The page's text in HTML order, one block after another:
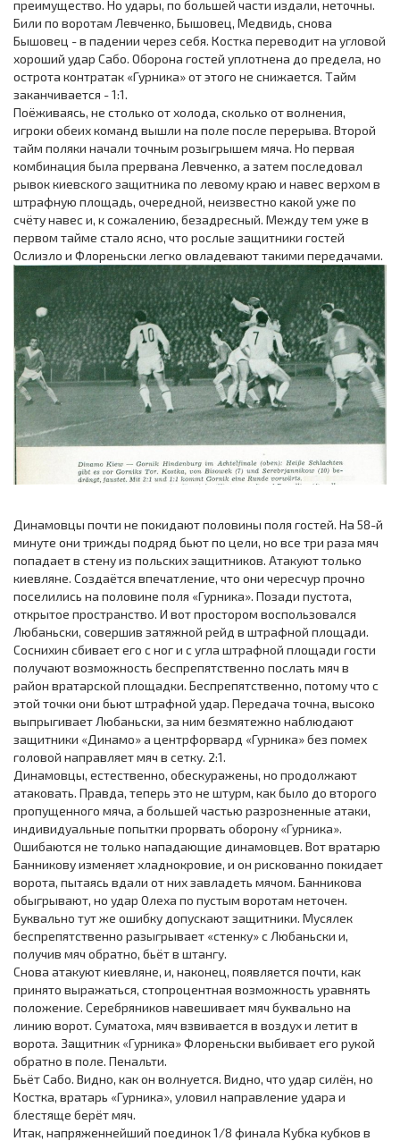
преимущество. Но удары, по большей части издали, неточны.
Били по воротам Левченко, Бышовец, Медвидь, снова
Бышовец - в падении через себя. Костка переводит на угловой
хороший удар Сабо. Оборона гостей уплотнена до предела, но
острота контратак «Гурника» от этого не снижается. Тайм
заканчивается - 1:1.
Поёживаясь, не столько от холода, сколько от волнения,
игроки обеих команд вышли на поле после перерыва. Второй
тайм поляки начали точным розыгрышем мяча. Но первая
комбинация была прервана Левченко, а затем последовал
рывок киевского защитника по левому краю и навес верхом в
штрафную площадь, очередной, неизвестно какой уже по
счёту навес и, к сожалению, безадресный. Между тем уже в
первом тайме стало ясно, что рослые защитники гостей
Ослизло и Флореньски легко овладевают такими передачами.
Динамовцы почти не покидают половины поля гостей. На 58-й
минуте они трижды подряд бьют по цели, но все три раза мяч
попадает в стену из польских защитников. Атакуют только
киевляне. Создаётся впечатление, что они чересчур прочно
поселились на половине поля «Гурника». Позади пустота,
открытое пространство. И вот простором воспользовался
Любаньски, совершив затяжной рейд в штрафной площади.
Соснихин сбивает его с ног и с угла штрафной площади гости
получают возможность беспрепятственно послать мяч в
район вратарской площадки. Беспрепятственно, потому что с
этой точки они бьют штрафной удар. Передача точна, высоко
выпрыгивает Любаньски, за ним безмятежно наблюдают
защитники «Динамо» а центрфорвард «Гурника» без помех
головой направляет мяч в ceтку. 2:1.
Динамовцы, естественно, обескуражены, но продолжают
атаковать. Правда, теперь это не штурм, как было до второго
пропущенного мяча, а большей частью разрозненные атаки,
индивидуальные попытки прорвать оборону «Гурника».
Ошибаются не только нападающие динамовцев. Вот вратарю
Банникову изменяет хладнокровие, и он рискованно покидает
ворота, пытаясь вдали от них завладеть мячом. Банникова
обыгрывают, но удар Олеха по пустым воротам неточен.
Буквально тут же ошибку допускают защитники. Мусялек
беспрепятственно разыгрывает «стенку» с Любаньски и,
получив мяч обратно, бьёт в штангу.
Снова атакуют киевляне, и, наконец, появляется почти, как
принято выражаться, стопроцентная возможность уравнять
положение. Серебряников навешивает мяч буквально на
линию ворот. Суматоха, мяч взвивается в воздух и летит в
ворота. Защитник «Гурника» Флореньски выбивает его рукой
обратно в поле. Пенальти.
Бьёт Сабо. Видно, как он волнуется. Видно, что удар силён, но
Костка, вратарь «Гурника», уловил направление удара и
блестяще берёт мяч.
Итак, напряженнейший поединок 1/8 финала Кубка кубков в